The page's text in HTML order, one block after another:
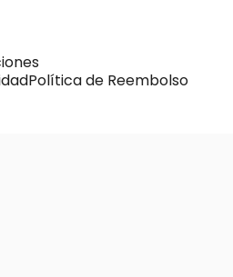
Política de Reembolso